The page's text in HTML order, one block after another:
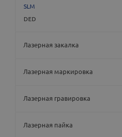
SLM
DED
Лазерная закалка
Лазерная маркировка
Лазерная гравировка
Лазерная пайка